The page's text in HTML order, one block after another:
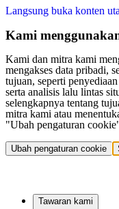
Langsung buka konten
Kami
Kami dan mitra kami
mengakses data pribadi,
tujuan, seperti
serta analisis lalu lintas
selengkapnya tentang
mitra kami atau
"Ubah pengaturan
Ubah pengaturan cookie
Tawaran kami